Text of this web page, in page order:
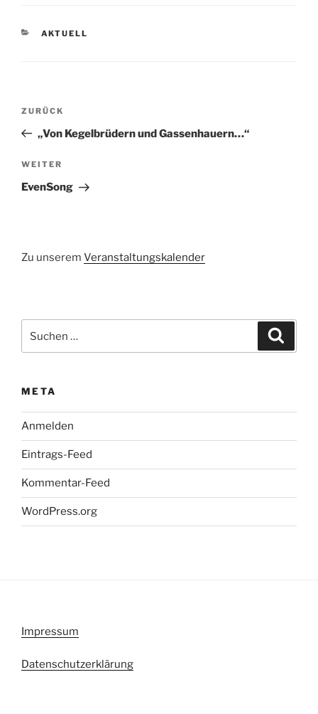
KATEGORIEN
AKTUELL
Beitragsnavigation
Vorheriger
Beitrag
ZURÜCK
„Von Kegelbrüdern und Gassenhauern…“
Nächster
Beitrag
WEITER
EvenSong
Zu unserem Veranstaltungskalender
nach:
META
Anmelden
Eintrags-Feed
Kommentar-Feed
WordPress.org
Impressum
Datenschutzerklärung